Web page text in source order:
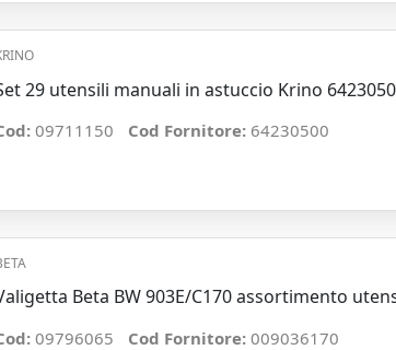
29 utensili manuali in astuccio Krino
09711150 Cod Fornitore: 64230500
Beta BW 903E/C170 assortimento
09796065 Cod Fornitore: 009036170